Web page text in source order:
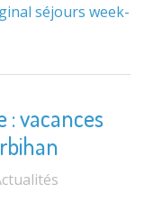
séjours week-
vacances